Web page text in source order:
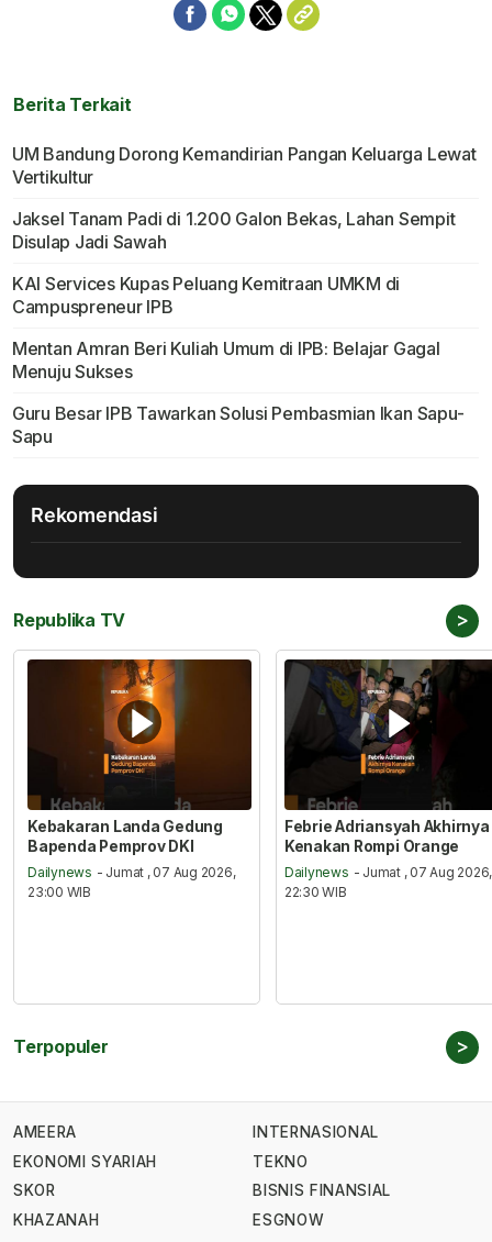
Berita Terkait
UM Bandung Dorong Kemandirian Pangan Keluarga Lewat
Vertikultur
Jaksel Tanam Padi di 1.200 Galon Bekas, Lahan Sempit
Disulap Jadi Sawah
KAI Services Kupas Peluang Kemitraan UMKM di
Campuspreneur IPB
Mentan Amran Beri Kuliah Umum di IPB: Belajar Gagal
Menuju Sukses
Guru Besar IPB Tawarkan Solusi Pembasmian Ikan Sapu-
Sapu
Rekomendasi
Republika TV >
Kebakaran Landa Gedung
Bapenda Pemprov DKI
Dailynews - Jumat , 07 Aug 2026,
23:00 WIB
Febrie Adriansyah Akhirnya
Kenakan Rompi Orange
Dailynews - Jumat , 07 Aug 2026,
22:30 WIB
Terpopuler >
AMEERA
EKONOMI SYARIAH
SKOR
KHAZANAH
INTERNASIONAL
TEKNO
BISNIS FINANSIAL
ESGNOW